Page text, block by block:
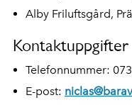
Alby Friluftsgård,
Kontaktuppgifter
Telefonnummer:
E-post: